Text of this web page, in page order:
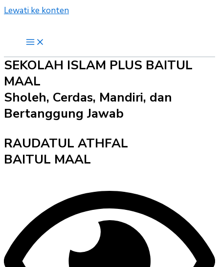
Lewati ke konten
SEKOLAH ISLAM PLUS BAITUL
MAAL
Sholeh, Cerdas, Mandiri, dan
Bertanggung Jawab
RAUDATUL ATHFAL
BAITUL MAAL